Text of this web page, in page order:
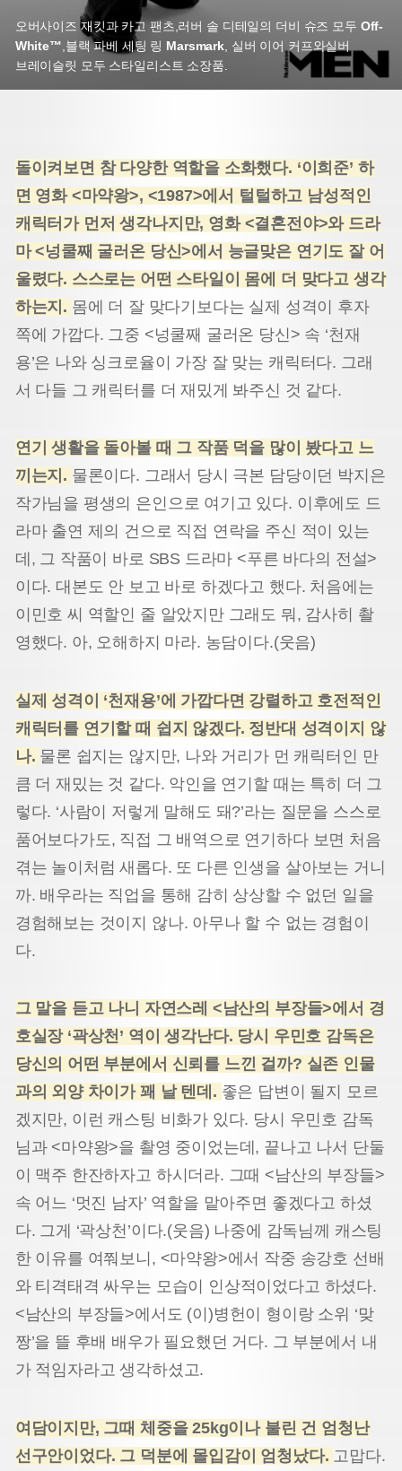
오버사이즈 재킷과 카고 팬츠, 러버 솔 디테일의 더비 슈즈 모두 Off-
White™ 블랙 파베 세팅 링 Marsmark , 실버 이어 커프와실버
브레이슬릿 모두 스타일리스트 소장품.
돌이켜보면 참 다양한 역할을 소화했다. ‘이희준’ 하
면 영화 <마약왕>, <1987>에서 털털하고 남성적인
캐 릭터가 먼저 생각나지만, 영화 <결혼전야>와 드라
마 <넝쿨째 굴러온 당신>에서 능글맞은 연기도 잘 어
울렸다. 스스로는 어떤 스타일이 몸에 더 맞다고 생각
하는지. 몸에 더 잘 맞다기보다는 실제 성격이 후자
쪽에 가깝다. 그중 <넝쿨째 굴러온 당신> 속 ‘천재
용’은 나와 싱크로율이 가장 잘 맞는 캐릭터다. 그래
서 다들 그 캐릭터를 더 재밌게 봐주신 것 같다.
연기 생활을 돌아볼 때 그 작품 덕을 많이 봤다고 느
끼는지. 물론이다. 그래서 당시 극본 담당이던 박지은
작가님을 평생의 은인으로 여기고 있다. 이후에도 드
라마 출연 제의 건으로 직접 연락을 주신 적이 있는
데, 그 작품이 바로 SBS 드라마 <푸른 바다의 전설>
이다. 대본도 안 보고 바로 하겠다고 했다. 처음에는
이민호 씨 역할인 줄 알았지만 그래도 뭐, 감사히 촬
영했다. 아, 오해하지 마라. 농담이다.(웃음)
실제 성격이 ‘천재용’에 가깝다면 강렬하고 호전적인
캐릭터를 연기할 때 쉽지 않겠다. 정반대 성격이지 않
나. 물론 쉽지는 않지만, 나와 거리가 먼 캐릭터인 만
큼 더 재밌는 것 같다. 악인을 연기할 때는 특히 더 그
렇다. ‘사람이 저렇게 말해도 돼?’라는 질문을 스스로
품어보다가도, 직접 그 배역으로 연기하다 보면 처음
겪는 놀이처럼 새롭다. 또 다른 인생을 살아보는 거니
까. 배우라는 직업을 통해 감히 상상할 수 없던 일을
경험해보는 것이지 않나. 아무나 할 수 없는 경험이
다.
그 말을 듣고 나니 자연스레 <남산의 부장들>에서 경
호실장 ‘곽상천’ 역이 생각난다. 당시 우민호 감독은
당신의 어떤 부분에서 신뢰를 느낀 걸까? 실존 인물
과의 외양 차이가 꽤 날 텐데. 좋은 답변이 될지 모르
겠지만, 이런 캐스팅 비화가 있다. 당시 우민호 감독
님과 <마약왕>을 촬영 중이었는데, 끝나고 나서 단둘
이 맥주 한잔하자고 하시더라. 그때 <남산의 부장들>
속 어느 ‘멋진 남자’ 역할을 맡아주면 좋겠다고 하셨
다. 그게 ‘곽상천’이다.(웃음) 나중에 감독님께 캐스팅
한 이유를 여쭤보니, <마약왕>에서 작중 송강호 선배
와 티격태격 싸우는 모습이 인상적이었다고 하셨다.
<남산의 부장들>에서도 (이)병헌이 형이랑 소위 ‘맞
짱’을 뜰 후배 배우가 필요했던 거다. 그 부분에서 내
가 적임자라고 생각하셨고.
여담이지만, 그때 체중을 25kg이나 불린 건 엄청난
선구안이었다. 그 덕분에 몰입감이 엄청났다. 고맙다.